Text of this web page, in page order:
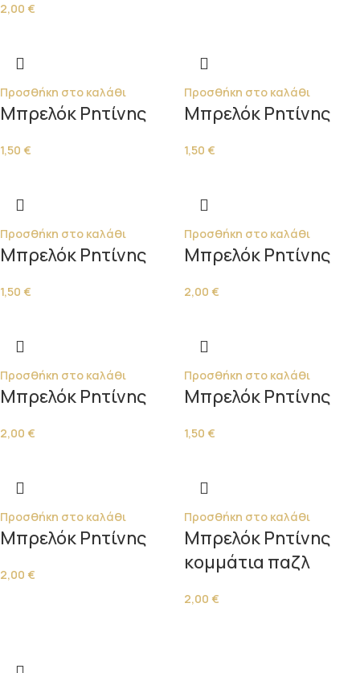
2,00 €
Προσθήκη στο καλάθι
Μπρελόκ Ρητίνης
1,50 €
Προσθήκη στο καλάθι
Μπρελόκ Ρητίνης
1,50 €
Προσθήκη στο καλάθι
Μπρελόκ Ρητίνης
1,50 €
Προσθήκη στο καλάθι
Μπρελόκ Ρητίνης
2,00 €
Προσθήκη στο καλάθι
Μπρελόκ Ρητίνης
2,00 €
Προσθήκη στο καλάθι
Μπρελόκ Ρητίνης
1,50 €
Προσθήκη στο καλάθι
Μπρελόκ Ρητίνης
2,00 €
Προσθήκη στο καλάθι
Μπρελόκ Ρητίνης
κομμάτια παζλ
2,00 €